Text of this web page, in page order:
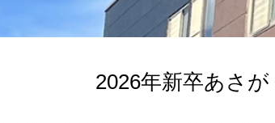
2026年新卒あさ